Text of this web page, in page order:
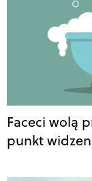
Faceci wolą
punkt